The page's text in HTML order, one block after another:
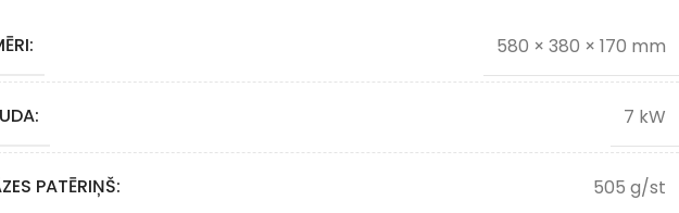
580 × 380 × 170 mm
7 kW
PATĒRIŅŠ: 505 g/st